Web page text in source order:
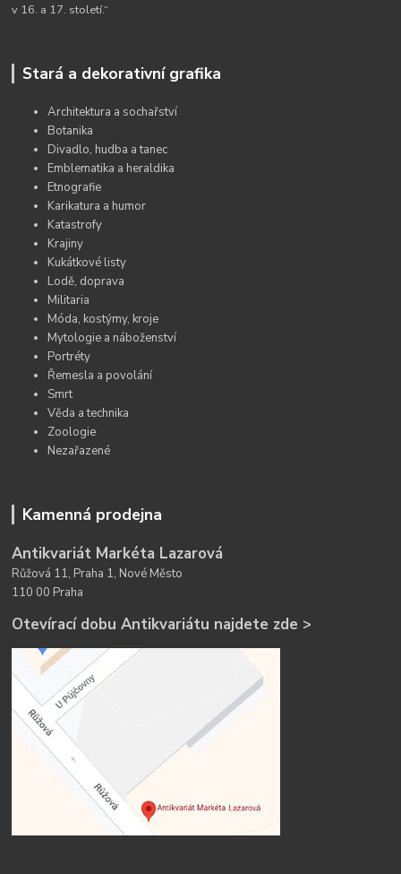
v 16. a 17. století.“
Stará a dekorativní grafika
Architektura a sochařství
Botanika
Divadlo, hudba a tanec
Emblematika a heraldika
Etnografie
Karikatura a humor
Katastrofy
Krajiny
Kukátkové listy
Lodě, doprava
Militaria
Móda, kostýmy, kroje
Mytologie a náboženství
Portréty
Řemesla a povolání
Smrt
Věda a technika
Zoologie
Nezařazené
Kamenná prodejna
Antikvariát Markéta Lazarová
Růžová 11, Praha 1, Nové Město
110 00 Praha
Otevírací dobu Antikvariátu najdete zde >